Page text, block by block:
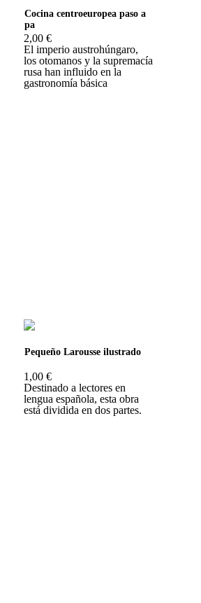
Cocina centroeuropea paso a
pa
2,00 €
El imperio austrohúngaro,
los otomanos y la supremacía
rusa han influido en la
gastronomía básica
Pequeño Larousse ilustrado
1,00 €
Destinado a lectores en
lengua española, esta obra
está dividida en dos partes.